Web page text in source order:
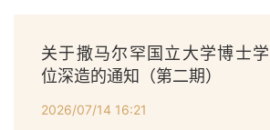
关于撒马尔罕国立大学博士学
位深造的通知（第二期）
2026/07/14 16:21